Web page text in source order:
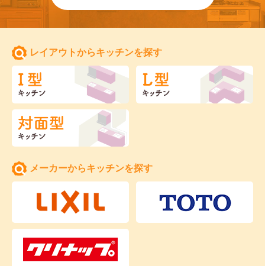
レイアウトからキッチンを探す
メーカーからキッチンを探す